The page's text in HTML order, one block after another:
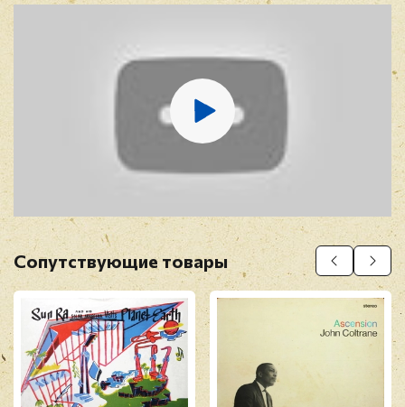
Прикрепить фото
Оставить отзыв
Сопутствующие товары